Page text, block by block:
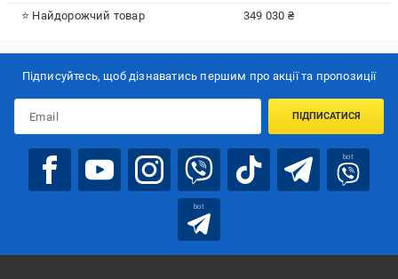
⭐ Найдорожчий товар 349 030 ₴
Підписуйтесь, щоб дізнаватись першим про акції та пропозиції
ПІДПИСАТИСЯ
bot
bot